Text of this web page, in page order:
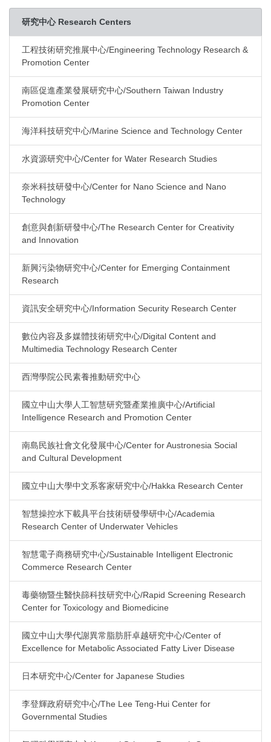
研究中心 Research Centers
工程技術研究推展中心/Engineering Technology Research &
Promotion Center
南區促進產業發展研究中心/Southern Taiwan Industry
Promotion Center
海洋科技研究中心/Marine Science and Technology Center
水資源研究中心/Center for Water Research Studies
奈米科技研發中心/Center for Nano Science and Nano
Technology
創意與創新研發中心/The Research Center for Creativity
and Innovation
新興污染物研究中心/Center for Emerging Containment
Research
資訊安全研究中心/Information Security Research Center
數位內容及多媒體技術研究中心/Digital Content and
Multimedia Technology Research Center
西灣學院公民素養推動研究中心
國立中山大學人工智慧研究暨產業推廣中心/Artificial
Intelligence Research and Promotion Center
南島民族社會文化發展中心/Center for Austronesia Social
and Cultural Development
國立中山大學中文系客家研究中心/Hakka Research Center
智慧操控水下載具平台技術研發學研中心/Academia
Research Center of Underwater Vehicles
智慧電子商務研究中心/Sustainable Intelligent Electronic
Commerce Research Center
毒藥物暨生醫快篩科技研究中心/Rapid Screening Research
Center for Toxicology and Biomedicine
國立中山大學代謝異常脂肪肝卓越研究中心/Center of
Excellence for Metabolic Associated Fatty Liver Disease
日本研究中心/Center for Japanese Studies
李登輝政府研究中心/The Lee Teng-Hui Center for
Governmental Studies